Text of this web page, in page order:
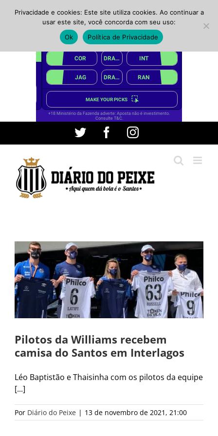
conteúdo
Twitter FacebookInstagram
Pilotos da Williams recebem
camisa do Santos em Interlagos
Léo Baptistão e Thaisinha com os pilotos da equipe
[...]
Por Diário do Peixe | 13 de novembro de 2021, 21:00
Privacidade e cookies: Este site utiliza cookies. Ao continuar a
usar este site, você concorda com seu uso:
Ok
Política de Privacidade